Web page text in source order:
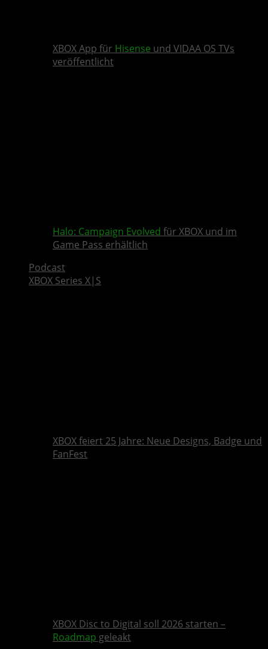
XBOX App für Hisense und VIDAA OS TVs
veröffentlicht
Halo: Campaign Evolved für XBOX und im
Game Pass erhältlich
Podcast
XBOX Series X|S
XBOX feiert 25 Jahre: Neue Designs, Badge und
FanFest
XBOX Disc to Digital soll 2026 starten –
Roadmap geleakt